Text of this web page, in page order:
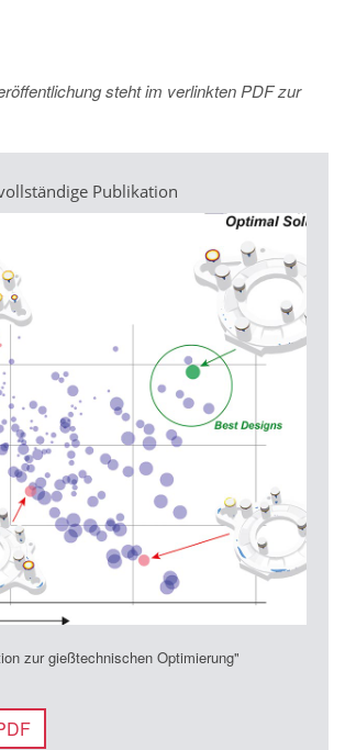
steht im verlinkten PDF zur
Publikation
zur gießtechnischen Optimierung"